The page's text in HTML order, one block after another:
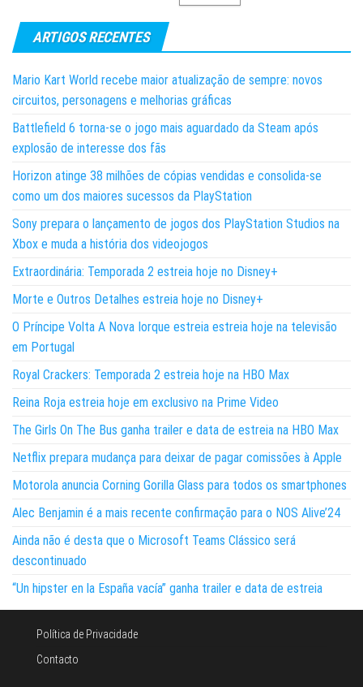
ARTIGOS RECENTES
Mario Kart World recebe maior atualização de sempre: novos
circuitos, personagens e melhorias gráficas
Battlefield 6 torna-se o jogo mais aguardado da Steam após
explosão de interesse dos fãs
Horizon atinge 38 milhões de cópias vendidas e consolida-se
como um dos maiores sucessos da PlayStation
Sony prepara o lançamento de jogos dos PlayStation Studios na
Xbox e muda a história dos videojogos
Extraordinária: Temporada 2 estreia hoje no Disney+
Morte e Outros Detalhes estreia hoje no Disney+
O Príncipe Volta A Nova Iorque estreia estreia hoje na televisão
em Portugal
Royal Crackers: Temporada 2 estreia hoje na HBO Max
Reina Roja estreia hoje em exclusivo na Prime Video
The Girls On The Bus ganha trailer e data de estreia na HBO Max
Netflix prepara mudança para deixar de pagar comissões à Apple
Motorola anuncia Corning Gorilla Glass para todos os smartphones
Alec Benjamin é a mais recente confirmação para o NOS Alive’24
Ainda não é desta que o Microsoft Teams Clássico será
descontinuado
“Un hipster en la España vacía” ganha trailer e data de estreia
Política de Privacidade
Contacto